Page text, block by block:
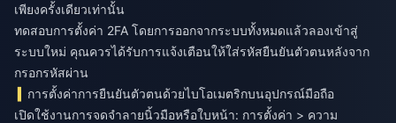
เพียงครั้งเดียวเท่านั้น
ทดสอบการตั้งค่า 2FA โดยการออกจากระบบทั้งหมดแล้วลองเข้าสู่
ระบบใหม่ คุณควรได้รับการแจ้งเตือนให้ใส่รหัสยืนยันตัวตนหลังจาก
กรอกรหัสผ่าน
การตั้งค่าการยืนยันตัวตนด้วยไบโอเมตริกบนอุปกรณ์มือถือ
เปิดใช้งานการจดจำลายนิ้วมือหรือใบหน้า: การตั้งค่า > ความ